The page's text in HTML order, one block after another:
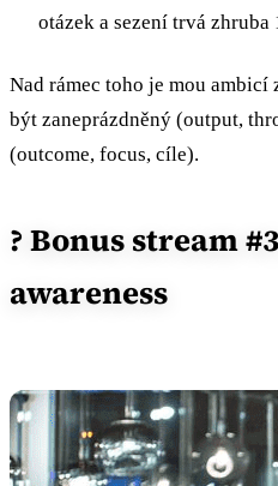
otázek a sezení trvá
Nad rámec toho je mou
být zaneprázdněný (output,
(outcome, focus, cíle).
? Bonus stream
awareness